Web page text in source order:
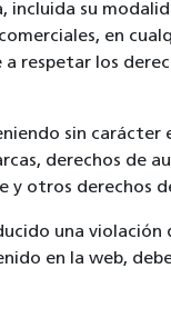
su
en
a respetar los
sin
derechos de
otros derechos
una
en la web,